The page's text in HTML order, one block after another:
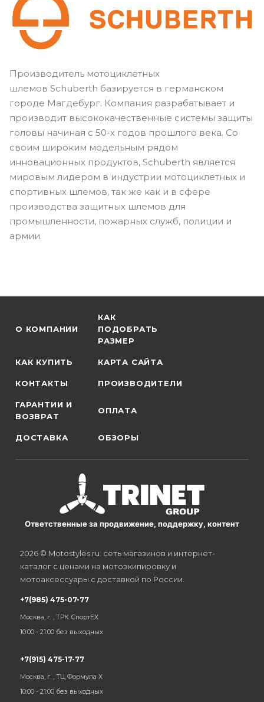
Производитель мотоциклетных
шлемов Schuberth базируется в германском
городе Магдебург. Компания разрабатывает и
производит высококачественные системы защиты
головы начиная с 50-х годов прошлого века. Со
своим широким модельным рядом
инновационных продуктов, Schuberth является
мировым лидером в индустрии мотоциклетных и
спортивных шлемов, так же как и в сфере
производства защитных шлемов для
промышленности, пожарных служб, полиции и
армии.
О КОМПАНИИ
КАК
ПОДОБРАТЬ
РАЗМЕР
КАК КУПИТЬ КАРТА САЙТА
КОНТАКТЫ ПРОИЗВОДИТЕЛИ
ГАРАНТИИ И
ВОЗВРАТ
ОПЛАТА
ДОСТАВКА ОБЗОРЫ
Ответственные за продвижение, поддержку, контент
2026 © Motostyles.ru: сеть магазинов и интернет-
каталог с ценами на мотоэкипировку и
мотоаксессуары с доставкой по России.
+7(985) 475-07-77
Москва, г. , ТРК СпортЕХ
10:00 - 21:00 без выходных
+7(915) 475-17-77
Москва, г. , ТЦ Формула Х
10:00 - 21:00 без выходных